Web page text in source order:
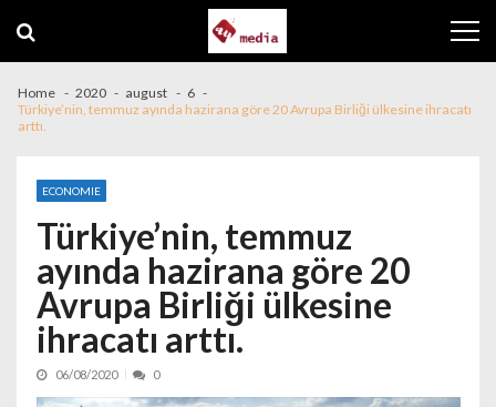
Home 2020 august
6
Türkiye’nin, temmuz ayında hazirana göre 20 Avrupa Birliği ülkesine ihracatı
arttı.
ECONOMIE
Türkiye’nin, temmuz
ayında hazirana göre 20
Avrupa Birliği ülkesine
ihracatı arttı.
06/08/2020 0